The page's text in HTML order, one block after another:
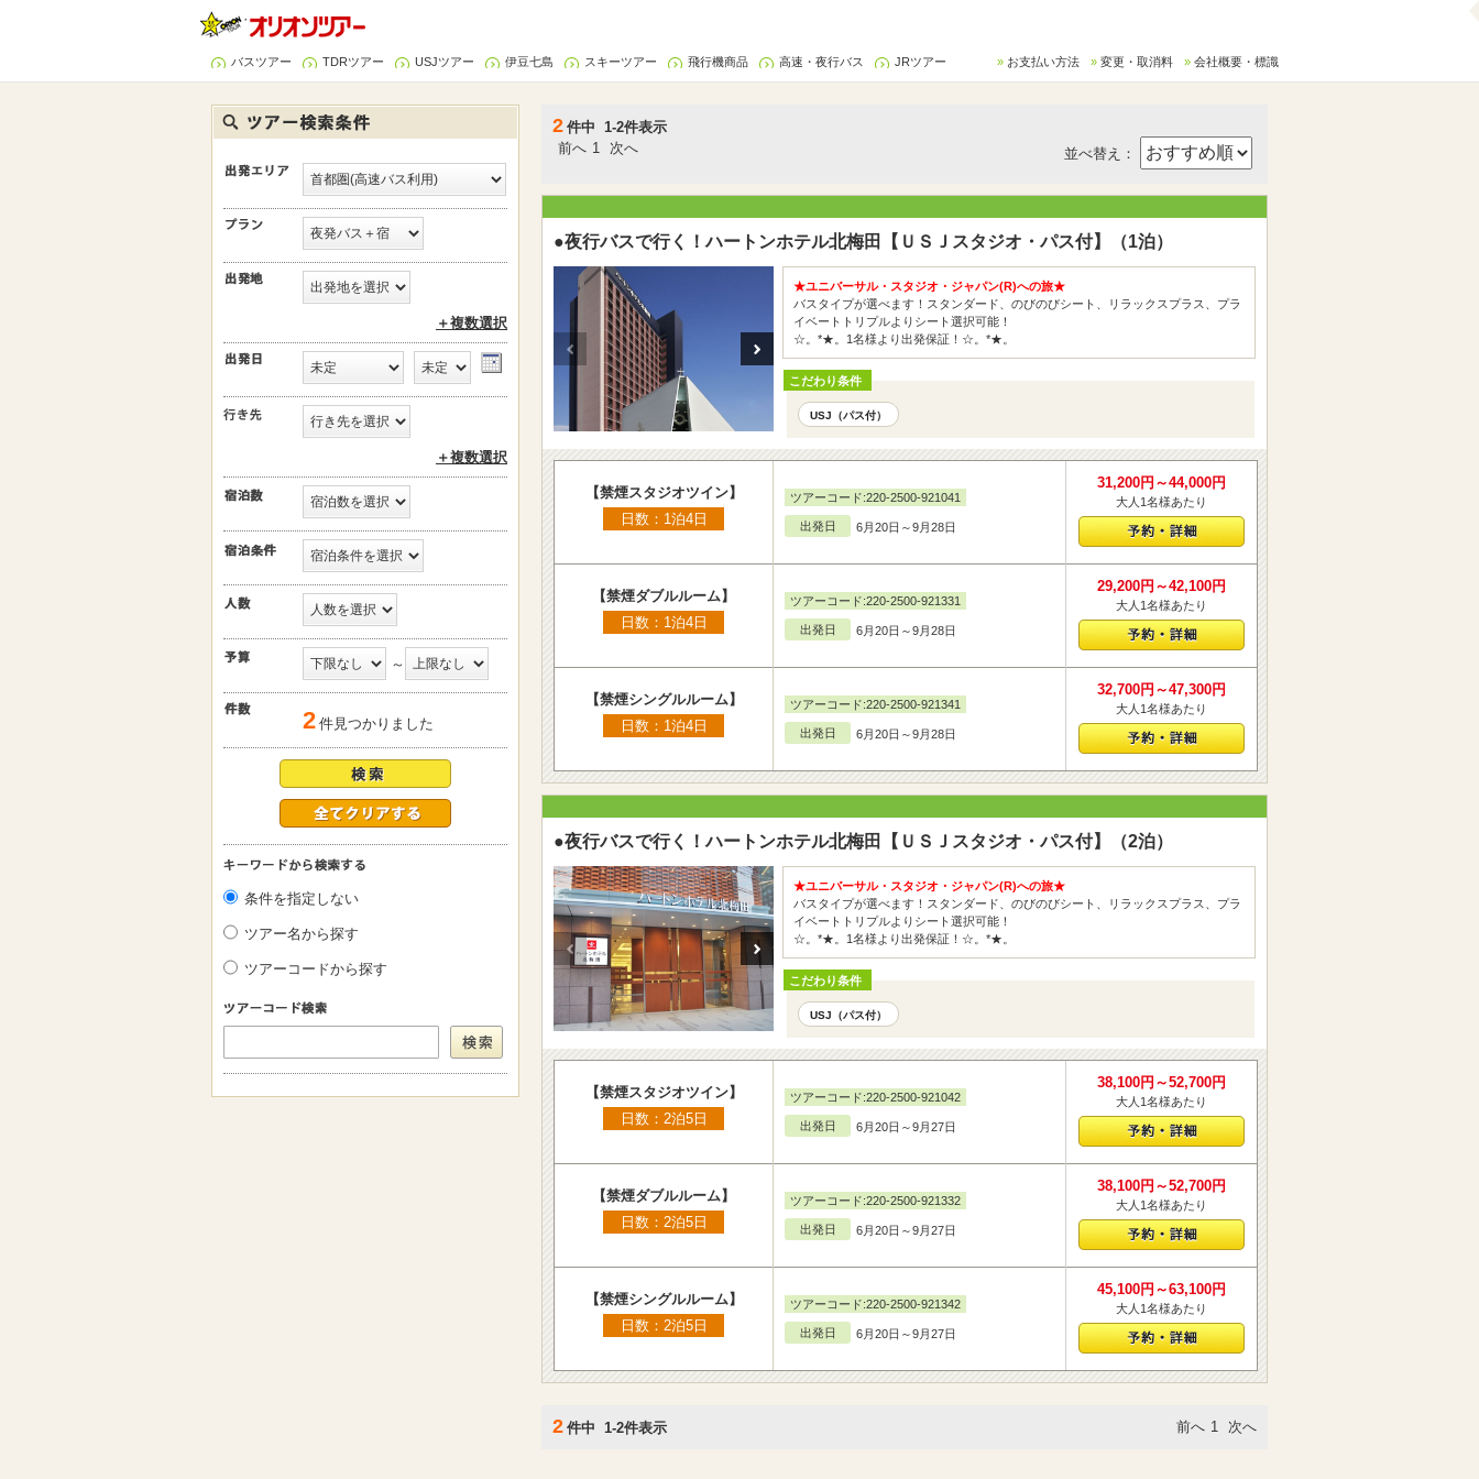
バスツアー TDRツアー USJツアー 伊豆七島 スキーツアー 飛行機商品 高速・夜行バス JRツアー お支払い方法 変更・取消料 会社概要・標識
＋複数選択
＋複数選択
～
2 件見つかりました
条件を指定しない
ツアー名から探す
ツアーコードから探す
2 件中 1-2件表示
前へ 1 次へ 並べ替え：
●夜行バスで行く！ハートンホテル北梅田【ＵＳＪスタジオ・パス付】（1泊）
★ユニバーサル・スタジオ・ジャパン(R)への旅★
バスタイプが選べます！スタンダード、のびのびシート、リラックスプラス、プラ
イベートトリプルよりシート選択可能！
☆。*★。1名様より出発保証！☆。*★。
こだわり条件
USJ（パス付）
【禁煙スタジオツイン】
日数：1泊4日
ツアーコード:220-2500-921041
出発日 6月20日～9月28日
31,200円～44,000円
大人1名様あたり
【禁煙ダブルルーム】
日数：1泊4日
ツアーコード:220-2500-921331
出発日 6月20日～9月28日
29,200円～42,100円
大人1名様あたり
【禁煙シングルルーム】
日数：1泊4日
ツアーコード:220-2500-921341
出発日 6月20日～9月28日
32,700円～47,300円
大人1名様あたり
●夜行バスで行く！ハートンホテル北梅田【ＵＳＪスタジオ・パス付】（2泊）
★ユニバーサル・スタジオ・ジャパン(R)への旅★
バスタイプが選べます！スタンダード、のびのびシート、リラックスプラス、プラ
イベートトリプルよりシート選択可能！
☆。*★。1名様より出発保証！☆。*★。
こだわり条件
USJ（パス付）
【禁煙スタジオツイン】
日数：2泊5日
ツアーコード:220-2500-921042
出発日 6月20日～9月27日
38,100円～52,700円
大人1名様あたり
【禁煙ダブルルーム】
日数：2泊5日
ツアーコード:220-2500-921332
出発日 6月20日～9月27日
38,100円～52,700円
大人1名様あたり
【禁煙シングルルーム】
日数：2泊5日
ツアーコード:220-2500-921342
出発日 6月20日～9月27日
45,100円～63,100円
大人1名様あたり
2 件中 1-2件表示 前へ 1 次へ